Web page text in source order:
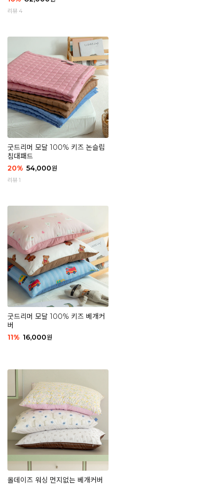
리뷰 4
굿드리머 모달 100% 키즈 논슬립
침대패드
20% 54,000원
리뷰 1
굿드리머 모달 100% 키즈 베개커
버
11% 16,000원
올데이즈 워싱 먼지없는 베개커버